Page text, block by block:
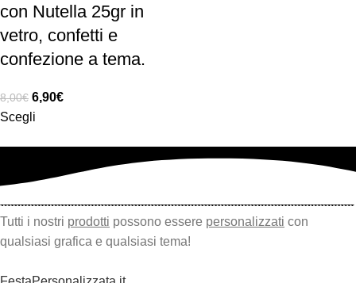
con Nutella 25gr in
vetro, confetti e
confezione a tema.
8,00€ 6,90€
Scegli
Tutti i nostri prodotti possono essere personalizzati con
qualsiasi grafica e qualsiasi tema!